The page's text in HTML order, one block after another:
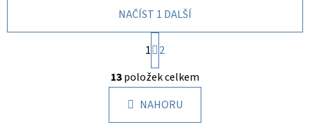
O
v
l
á
d
NAČÍST 1 DALŠÍ
S
t
r
á
n
k
1
2
13položek celkem
NAHORU